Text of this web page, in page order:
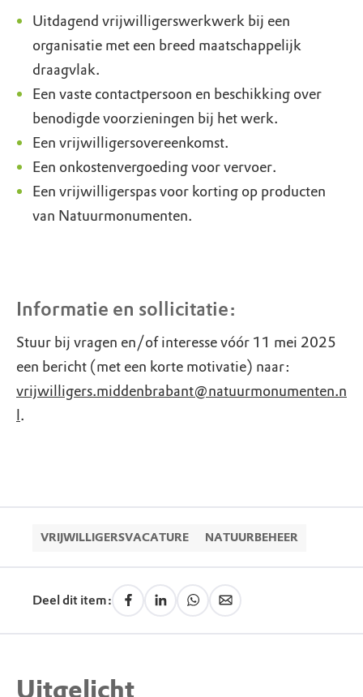
Uitdagend vrijwilligerswerkwerk bij een
organisatie met een breed maatschappelijk
draagvlak.
Een vaste contactpersoon en beschikking over
benodigde voorzieningen bij het werk.
Een vrijwilligersovereenkomst.
Een onkostenvergoeding voor vervoer.
Een vrijwilligerspas voor korting op producten
van Natuurmonumenten.
Informatie en sollicitatie:
Stuur bij vragen en/of interesse vóór 11 mei 2025
een bericht (met een korte motivatie) naar:
vrijwilligers.middenbrabant@natuurmonumenten.n
.
VRIJWILLIGERSVACATURE NATUURBEHEER
Deel dit item:
Uitgelicht